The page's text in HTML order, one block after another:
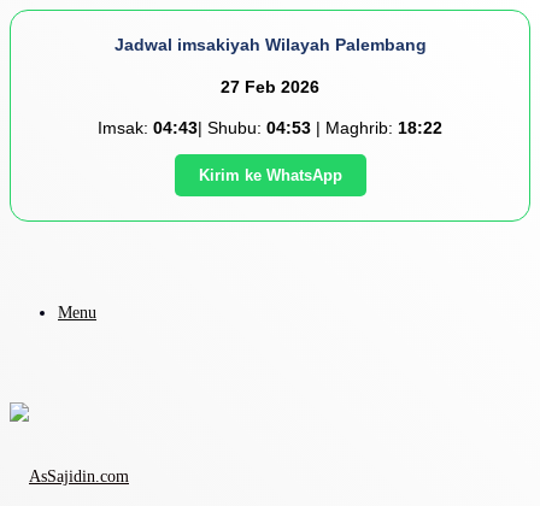
Jadwal imsakiyah Wilayah Palembang
27 Feb 2026
Imsak: 04:43| Shubu: 04:53 | Maghrib: 18:22
Kirim ke WhatsApp
Menu